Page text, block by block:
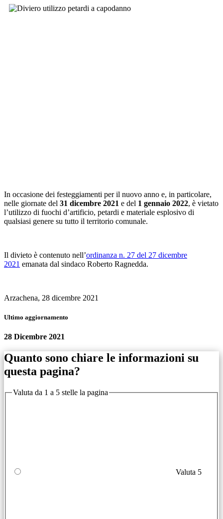
In occasione dei festeggiamenti per il nuovo anno e, in particolare,
nelle giornate del 31 dicembre 2021 e del 1 gennaio 2022, è vietato
l’utilizzo di fuochi d’artificio, petardi e materiale esplosivo di
qualsiasi genere su tutto il territorio comunale.
Il divieto è contenuto nell’ordinanza n. 27 del 27 dicembre
2021 emanata dal sindaco Roberto Ragnedda.
Arzachena, 28 dicembre 2021
Ultimo aggiornamento
28 Dicembre 2021
Quanto sono chiare le informazioni su
questa pagina?
Valuta da 1 a 5 stelle la pagina
Valuta 5